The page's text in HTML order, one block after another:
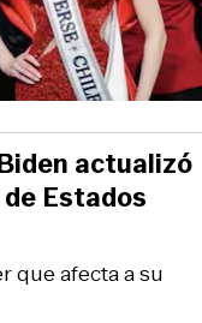
que afecta a su
actualizó
Estados